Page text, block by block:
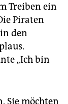
Treiben ein
Piraten
den
„Ich bin
Sie möchten